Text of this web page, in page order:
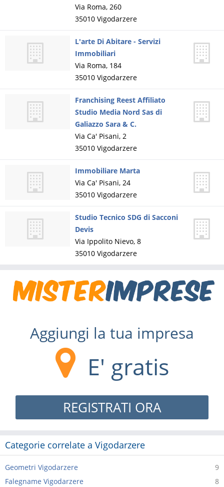
Via Roma, 260
35010 Vigodarzere
L'arte Di Abitare - Servizi
Immobiliari
Via Roma, 184
35010 Vigodarzere
Franchising Reest Affiliato
Studio Media Nord Sas di
Galiazzo Sara & C.
Via Ca' Pisani, 2
35010 Vigodarzere
Immobiliare Marta
Via Ca' Pisani, 24
35010 Vigodarzere
Studio Tecnico SDG di Sacconi
Devis
Via Ippolito Nievo, 8
35010 Vigodarzere
Aggiungi la tua impresa
E' gratis
REGISTRATI ORA
Categorie correlate a Vigodarzere
9
Geometri Vigodarzere
8
Falegname Vigodarzere